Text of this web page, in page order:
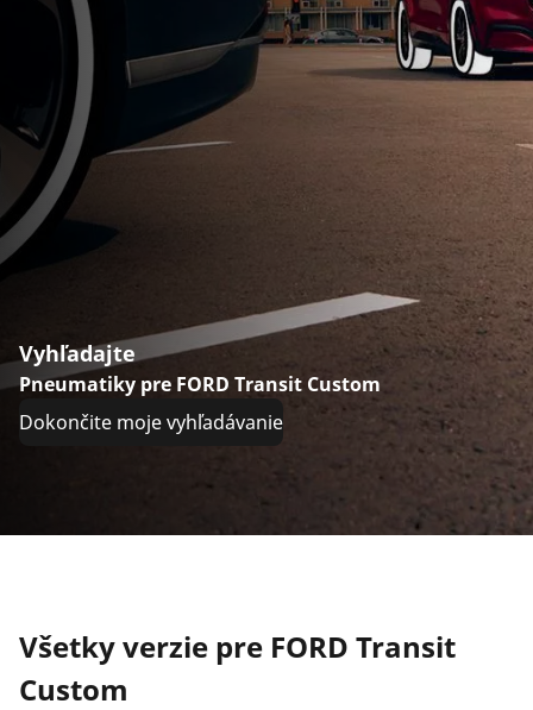
Vyhľadajte
Pneumatiky pre FORD Transit Custom
Dokončite moje vyhľadávanie
Všetky verzie pre FORD Transit
Custom